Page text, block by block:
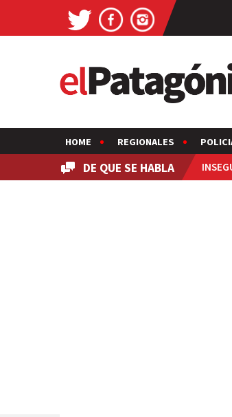
HOME REGIONALES
DE QUE SE HABLA